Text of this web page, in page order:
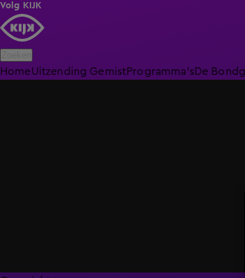
Volg KIJK
HomeUitzending GemistProgramma'sDe